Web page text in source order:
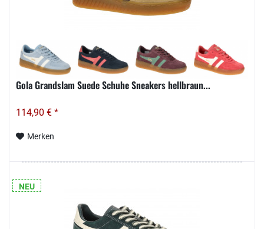
Gola Grandslam Suede Schuhe Sneakers hellbraun...
114,90 € *
Merken
NEU